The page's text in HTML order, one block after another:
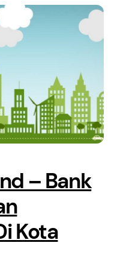
– Bank
Kota